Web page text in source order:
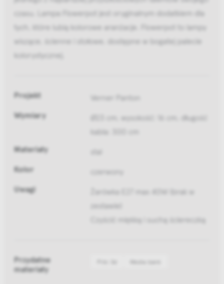
czasu. Lampa Flowerpot jest oryginalnym dodatkiem dla
tych, które lubią kolorowe aranżacje. Flowerpot to lampy
wiszące, ścienne i stołowe, dostępne w bogatej palecie
kolorystycznej.
Projekt Verner Panton
Wymiary
Ø23 cm, wysokość: 16 cm, długość
kabla: 300 cm
Materiały stal
Kolor czerwony
Uwagi
Żarówka E27 max 40W (brak w
zestawie)
Czyścić miękką i suchą ściereczką
Przydatne
materiały
Media bank